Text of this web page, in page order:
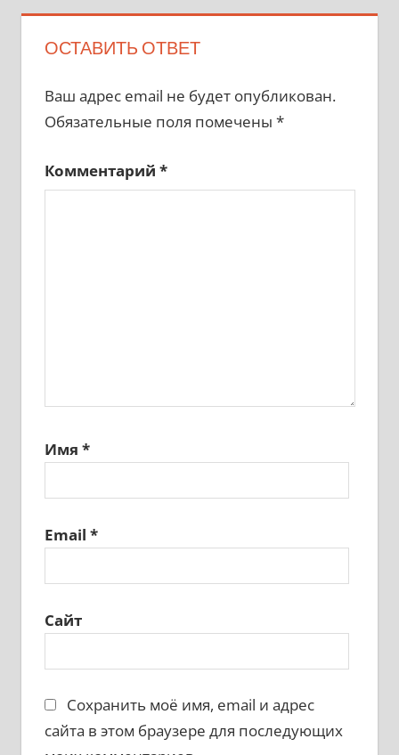
ОСТАВИТЬ ОТВЕТ
Ваш адрес email не будет опубликован.
Обязательные поля помечены *
Комментарий *
Имя *
Email *
Сайт
Сохранить моё имя, email и адрес
сайта в этом браузере для последующих